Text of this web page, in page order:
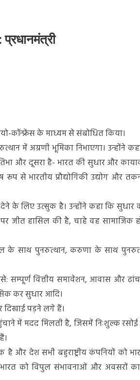
कॉन्फ्रेंस केमाध्यम से संबोधित किया।
में अग्रणी भूमिका निभाएगा। उन्होंने
और दूसरा है- भारत की सुधार और
से भारतीय प्रौद्योगिकी उद्योग और
देने के लिए उत्सुक है। उन्होंने कहा कि सुधार
जीत हासिल की है, चाहे वह सामाजिक
के साथ पुनरुत्थान, करुणा के साथ
सम्पूर्ण वित्तीय समावेशन, आवास और
कर सुधार आदि।
दिखाई पड़ने लगे हैं।
में मदद मिलती है, जिसमें निःशुल्क
और देश सभी बहुराष्ट्रीय कंपनियों को
भारत को विपुल संभावनाओं और अवसरों